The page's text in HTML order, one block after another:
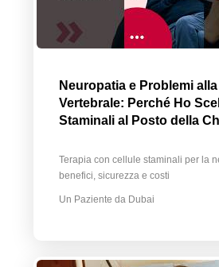
Neuropatia e Problemi
Vertebrale: Perché Ho
Staminali al Posto della
Terapia con cellule staminali per la
benefici, sicurezza e costi
Un Paziente da Dubai